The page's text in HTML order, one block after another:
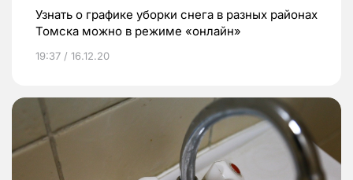
Узнать о графике уборки снега в разных районах
Томска можно в режиме «онлайн»
19:37 / 16.12.20